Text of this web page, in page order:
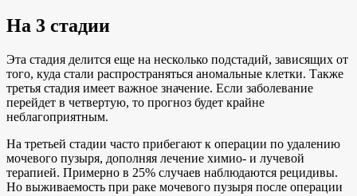
На 3 стадии
Эта стадия делится еще на несколько подстадий, зависящих от
того, куда стали распространяться аномальные клетки. Также
третья стадия имеет важное значение. Если заболевание
перейдет в четвертую, то прогноз будет крайне
неблагоприятным.
На третьей стадии часто прибегают к операции по удалению
мочевого пузыря, дополняя лечение химио- и лучевой
терапией. Примерно в 25% случаев наблюдаются рецидивы.
Но выживаемость при раке мочевого пузыря после операции